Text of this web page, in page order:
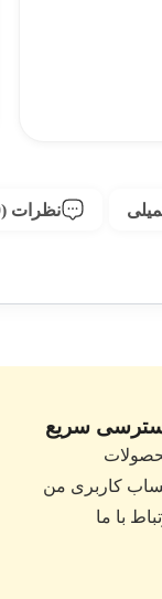
نظرات (0)
سریع
کاربری من
با ما